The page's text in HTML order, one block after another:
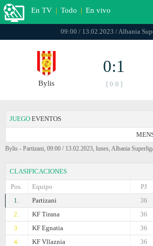
En TV | Todo | En vivo
09:00 / 13.02.2023 / Albania
Bylis
0:1
[ 0:0 ]
JUEGO EVENTOS
Bylis - Partizani, 09:00 / 13.02.2023, lunes, Albania
CLASIFICACIONES
Pos.
Equipo
PJ
1.
Partizani
36
2.
KF Tirana
36
3.
KF Egnatia
36
4.
KF Vllaznia
36